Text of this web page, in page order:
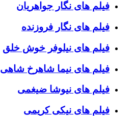
فیلم های نگار جواهریان
فیلم های نگار فروزنده
فیلم های نیلوفر خوش خلق
فیلم های نیما شاهرخ شاهی
فیلم های نیوشا ضیغمی
فیلم های نیکی کریمی